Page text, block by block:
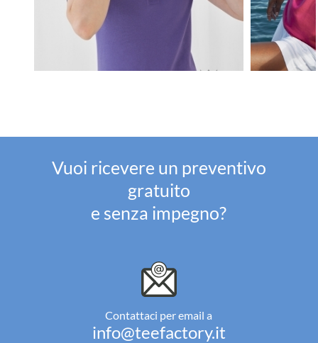
Vuoi ricevere un preventivo
gratuito
e senza impegno?
Contattaci per email a
info@teefactory.it